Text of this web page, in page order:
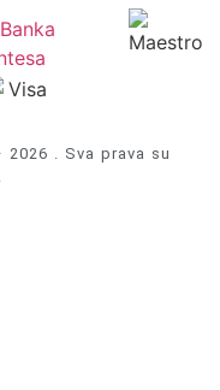
. Sva prava su